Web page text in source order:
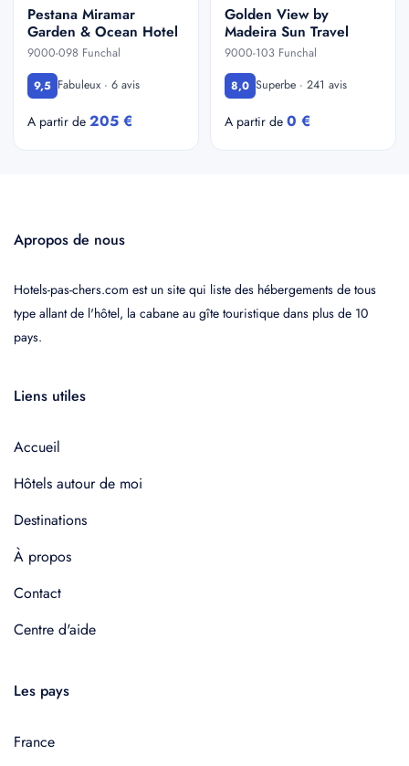
Pestana Miramar
Garden & Ocean Hotel
9000-098 Funchal
9,5 Fabuleux · 6 avis
A partir de 205 €
Golden View by
Madeira Sun Travel
9000-103 Funchal
8,0 Superbe · 241 avis
A partir de 0 €
Apropos de nous
Hotels-pas-chers.com est un site qui liste des hébergements de tous
type allant de l'hôtel, la cabane au gîte touristique dans plus de 10
pays.
Liens utiles
Accueil
Hôtels autour de moi
Destinations
À propos
Contact
Centre d'aide
Les pays
France